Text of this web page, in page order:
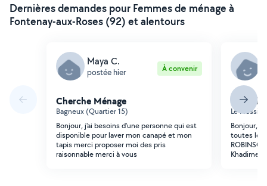
Dernières demandes pour Femmes de ménage à
Fontenay-aux-Roses (92) et alentours
Maya C.
postée hier À convenir
Cherche Ménage
Bagneux (Quartier 15)
Bonjour, j'ai besoins d'une personne qui est
disponible pour laver mon canapé et mon
tapis merci proposer moi des pris
raisonnable merci à vous
Le
Bonjour,
toutes les
Khadime